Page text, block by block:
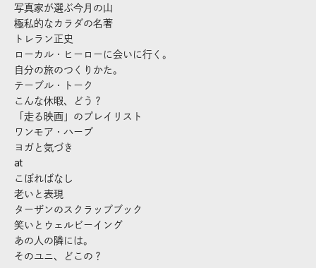
写真家が選ぶ今月の山
極私的なカラダの名著
トレラン正史
ローカル・ヒーローに会いに行く。
自分の旅のつくりかた。
テーブル・トーク
こんな休暇、どう？
「走る映画」のプレイリスト
ワンモア・ハーブ
ヨガと気づき
at
こぼればなし
老いと表現
ターザンのスクラップブック
笑いとウェルビーイング
あの人の隣には。
そのユニ、どこの？